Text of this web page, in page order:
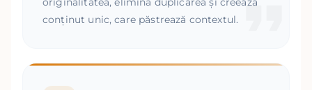
conținut unic, care păstrează contextul.